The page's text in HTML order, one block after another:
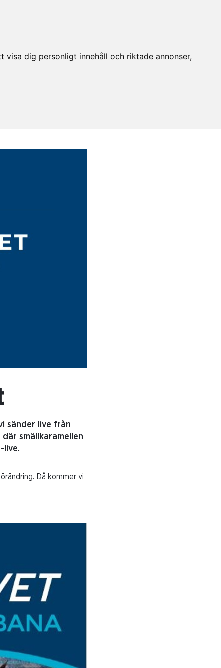
dig personligt innehåll och riktade annonser,
sänder live från
smällkaramellen
live.
Då kommer vi